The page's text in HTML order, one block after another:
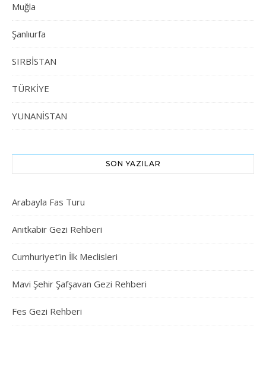
Muğla
Şanlıurfa
SIRBİSTAN
TÜRKİYE
YUNANİSTAN
SON YAZILAR
Arabayla Fas Turu
Anıtkabir Gezi Rehberi
Cumhuriyet’in İlk Meclisleri
Mavi Şehir Şafşavan Gezi Rehberi
Fes Gezi Rehberi